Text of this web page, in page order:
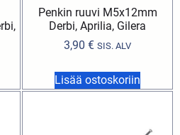
Penkin ruuvi M5x12mm
Derbi, Aprilia, Gilera
3,90 € SIS. ALV
Lisää ostoskoriin